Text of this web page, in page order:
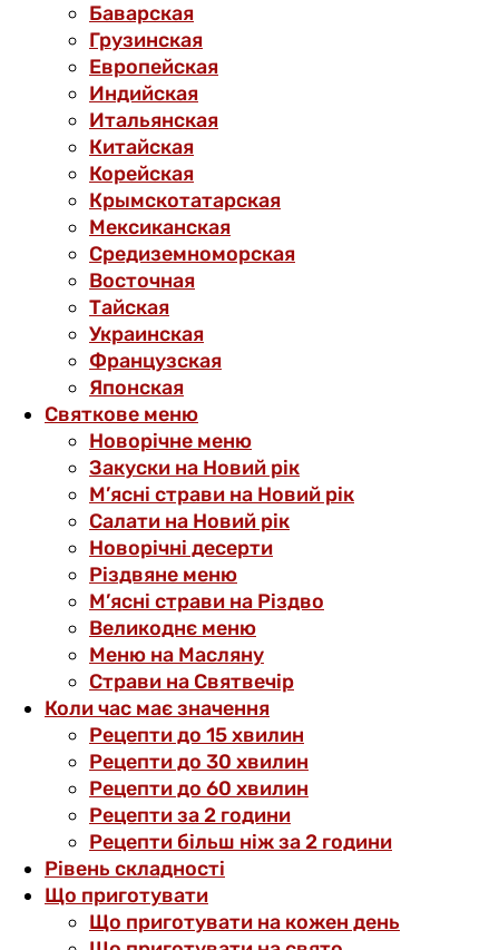
Баварская
Грузинская
Европейская
Индийская
Итальянская
Китайская
Корейская
Крымскотатарская
Мексиканская
Средиземноморская
Восточная
Тайская
Украинская
Французская
Японская
Святкове меню
Новорічне меню
Закуски на Новий рік
М’ясні страви на Новий рік
Салати на Новий рік
Новорічні десерти
Різдвяне меню
М’ясні страви на Різдво
Великоднє меню
Меню на Масляну
Страви на Святвечір
Коли час має значення
Рецепти до 15 хвилин
Рецепти до 30 хвилин
Рецепти до 60 хвилин
Рецепти за 2 години
Рецепти більш ніж за 2 години
Рівень складності
Що приготувати
Що приготувати на кожен день